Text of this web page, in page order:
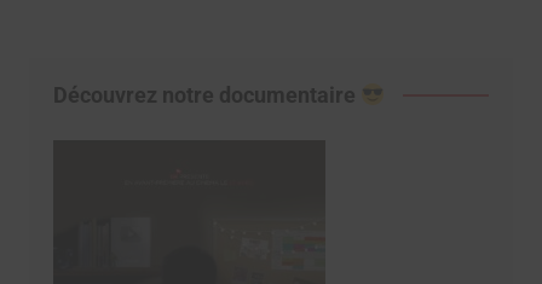
Découvrez notre documentaire